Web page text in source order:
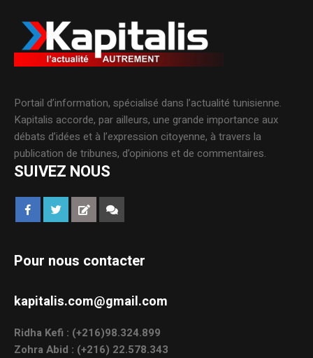
Portail d’information, spécialisé dans l’actualité tunisienne.
Kapitalis accorde, par ailleurs, une grande importance aux
débats d’idées et à l’expression citoyenne, à travers la
publication de tribunes, d’opinions et de commentaires.
SUIVEZ NOUS
Pour nous contacter
kapitalis.com@gmail.com
Ridha Kefi : (+216)98.324.899
Zohra Abid : (+216) 22.578.343